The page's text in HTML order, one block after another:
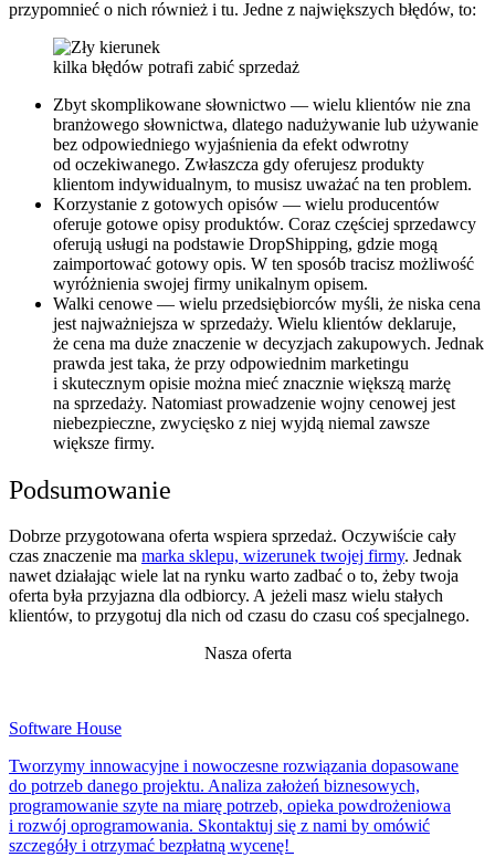
przypomnieć o nich również i tu. Jedne z największych błędów, to:
kilka błędów potrafi zabić sprzedaż
Zbyt skomplikowane słownictwo — wielu klientów nie zna
branżowego słownictwa, dlatego nadużywanie lub używanie
bez odpowiedniego wyjaśnienia da efekt odwrotny
od oczekiwanego. Zwłaszcza gdy oferujesz produkty
klientom indywidualnym, to musisz uważać na ten problem.
Korzystanie z gotowych opisów — wielu producentów
oferuje gotowe opisy produktów. Coraz częściej sprzedawcy
oferują usługi na podstawie DropShipping, gdzie mogą
zaimportować gotowy opis. W ten sposób tracisz możliwość
wyróżnienia swojej firmy unikalnym opisem.
Walki cenowe — wielu przedsiębiorców myśli, że niska cena
jest najważniejsza w sprzedaży. Wielu klientów deklaruje,
że cena ma duże znaczenie w decyzjach zakupowych. Jednak
prawda jest taka, że przy odpowiednim marketingu
i skutecznym opisie można mieć znacznie większą marżę
na sprzedaży. Natomiast prowadzenie wojny cenowej jest
niebezpieczne, zwycięsko z niej wyjdą niemal zawsze
większe firmy.
Podsumowanie
Dobrze przygotowana oferta wspiera sprzedaż. Oczywiście cały
czas znaczenie ma marka sklepu, wizerunek twojej firmy. Jednak
nawet działając wiele lat na rynku warto zadbać o to, żeby twoja
oferta była przyjazna dla odbiorcy. A jeżeli masz wielu stałych
klientów, to przygotuj dla nich od czasu do czasu coś specjalnego.
Nasza oferta
Software House
Tworzymy innowacyjne i nowoczesne rozwiązania dopasowane
do potrzeb danego projektu. Analiza założeń biznesowych,
programowanie szyte na miarę potrzeb, opieka powdrożeniowa
i rozwój oprogramowania. Skontaktuj się z nami by omówić
szczegóły i otrzymać bezpłatną wycenę!